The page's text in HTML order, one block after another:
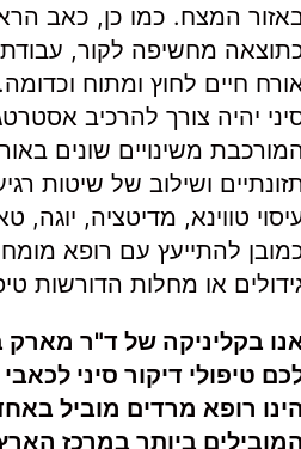
המצח. כמו כן, כאב
מחשיפה לקור,
חיים לחוץ ומתוח
יהיה צורך להרכיב
משינויים שונים
ושילוב של שיטות
טווינא, מדיטציה, יוגה,
להתייעץ עם רופא
או מחלות הדורשות
בקליניקה של ד"ר מארק
טיפולי דיקור סיני
רופא מרדים מוביל
ביותר במרכז